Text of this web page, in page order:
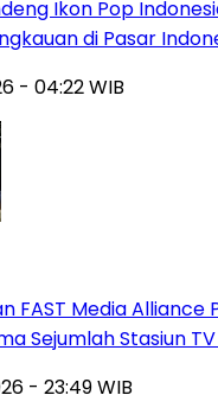
Ikon Pop
di Pasar
- 04:22 WIB
FAST Media Alliance
Sejumlah Stasiun
- 23:49 WIB